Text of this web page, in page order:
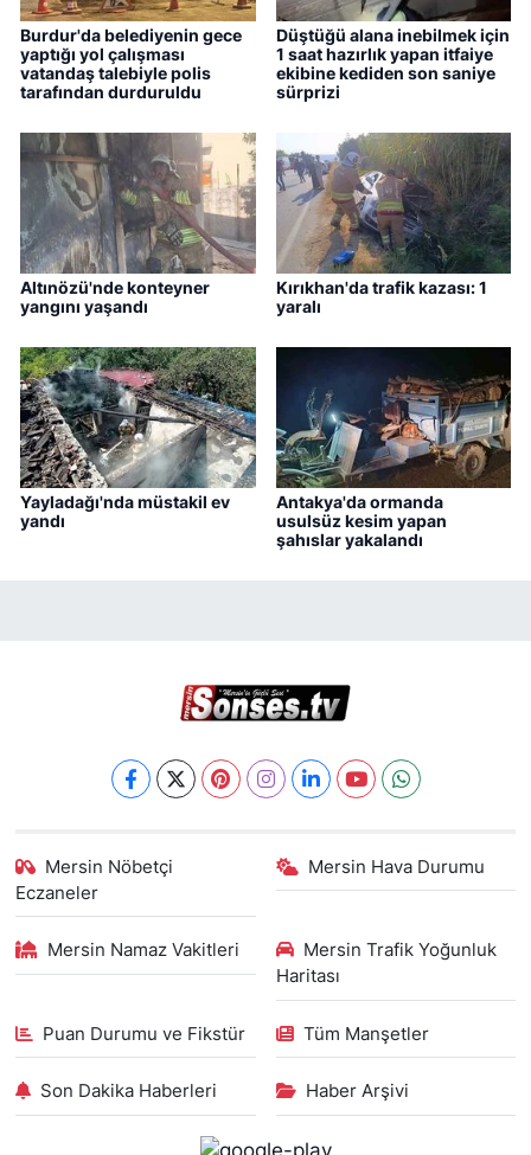
Burdur'da belediyenin gece
yaptığı yol çalışması
vatandaş talebiyle polis
tarafından durduruldu
Düştüğü alana inebilmek için
1 saat hazırlık yapan itfaiye
ekibine kediden son saniye
sürprizi
Altınözü'nde konteyner
yangını yaşandı
Kırıkhan'da trafik kazası: 1
yaralı
Yayladağı'nda müstakil ev
yandı
Antakya'da ormanda
usulsüz kesim yapan
şahıslar yakalandı
Mersin Nöbetçi
Eczaneler
Mersin Hava Durumu
Mersin Namaz Vakitleri
Mersin Trafik Yoğunluk
Haritası
Puan Durumu ve Fikstür Tüm Manşetler
Son Dakika Haberleri Haber Arşivi